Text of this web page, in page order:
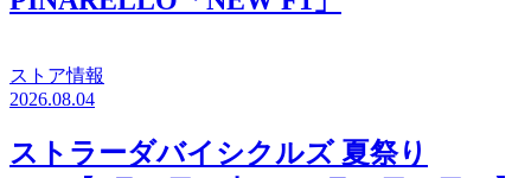
ストア情報
2026.08.04
ストラーダバイシクルズ 夏祭り